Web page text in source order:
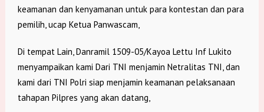
keamanan dan kenyamanan untuk para kontestan dan para
pemilih, ucap Ketua Panwascam,
Di tempat Lain, Danramil 1509-05/Kayoa Lettu Inf Lukito
menyampaikan kami Dari TNI menjamin Netralitas TNI, dan
kami dari TNI Polri siap menjamin keamanan pelaksanaan
tahapan Pilpres yang akan datang,